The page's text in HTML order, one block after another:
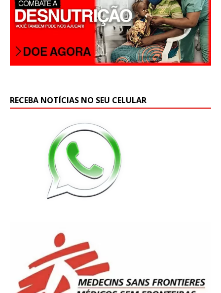
RECEBA NOTÍCIAS NO SEU CELULAR